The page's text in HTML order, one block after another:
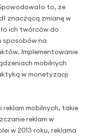
to, że
znaczącą zmianę w
ich twórców do
sposobów na
Implementowanie
mobilnych
w monetyzacji
reklam mobilnych, takie
reklam w
w 2013 roku, reklama